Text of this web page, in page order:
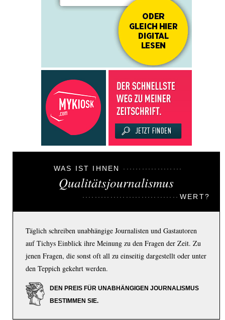
WAS IST IHNEN
Qualitätsjournalismus
WERT?
Täglich schreiben unabhängige Journalisten und Gastautoren
auf Tichys Einblick ihre Meinung zu den Fragen der Zeit. Zu
jenen Fragen, die sonst oft all zu einseitig dargestellt oder unter
den Teppich gekehrt werden.
DEN PREIS FÜR UNABHÄNGIGEN JOURNALISMUS
BESTIMMEN SIE.